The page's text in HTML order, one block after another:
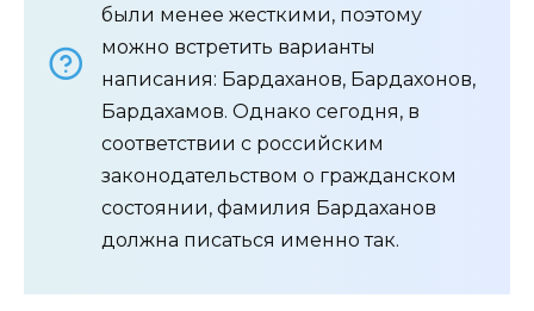
были менее жесткими, поэтому
можно встретить варианты
написания: Бардаханов, Бардахонов,
Бардахамов. Однако сегодня, в
соответствии с российским
законодательством о гражданском
состоянии, фамилия Бардаханов
должна писаться именно так.